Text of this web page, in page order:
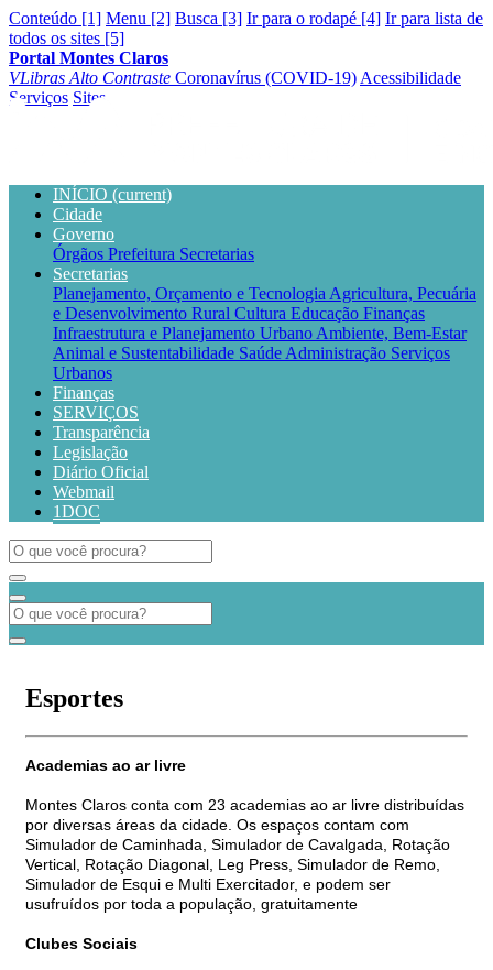
Conteúdo [1] Menu [2] Busca [3] Ir para o rodapé [4] Ir para lista de
todos os sites [5]
Portal Montes Claros
VLibras Alto Contraste Coronavírus (COVID-19) Acessibilidade
Serviços Sites
INÍCIO (current)
Cidade
Governo
Órgãos Prefeitura Secretarias
Secretarias
Planejamento, Orçamento e Tecnologia Agricultura, Pecuária
e Desenvolvimento Rural Cultura Educação Finanças
Infraestrutura e Planejamento Urbano Ambiente, Bem-Estar
Animal e Sustentabilidade Saúde Administração Serviços
Urbanos
Finanças
SERVIÇOS
Transparência
Legislação
Diário Oficial
Webmail
1DOC
Esportes
Academias ao ar livre
Montes Claros conta com 23 academias ao ar livre distribuídas
por diversas áreas da cidade. Os espaços contam com
Simulador de Caminhada, Simulador de Cavalgada, Rotação
Vertical, Rotação Diagonal, Leg Press, Simulador de Remo,
Simulador de Esqui e Multi Exercitador, e podem ser
usufruídos por toda a população, gratuitamente
Clubes Sociais